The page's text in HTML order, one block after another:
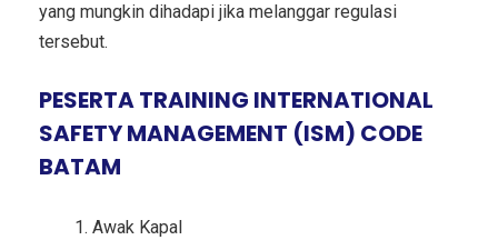
yang mungkin dihadapi jika melanggar regulasi
tersebut.
PESERTA TRAINING INTERNATIONAL
SAFETY MANAGEMENT (ISM) CODE
BATAM
Awak Kapal